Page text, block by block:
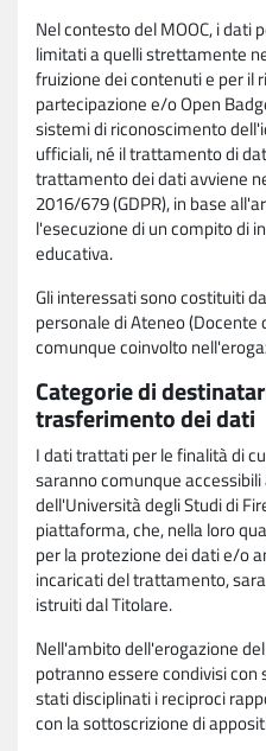
Nel contesto del MOOC, i dati
limitati a quelli strettamente
fruizione dei contenuti e per il
partecipazione e/o Open
sistemi di riconoscimento
ufficiali, né il trattamento di
trattamento dei dati avviene
2016/679 (GDPR), in base
l'esecuzione di un compito di
educativa.
Gli interessati sono costituiti
personale di Ateneo (Docente
comunque coinvolto
Categorie di
trasferimento dei dati
I dati trattati per le finalità di
saranno comunque
dell'Università degli Studi di
piattaforma, che, nella loro
per la protezione dei dati e/o
incaricati del trattamento,
istruiti dal Titolare.
Nell'ambito dell'erogazione
potranno essere condivisi
stati disciplinati i reciproci
con la sottoscrizione di